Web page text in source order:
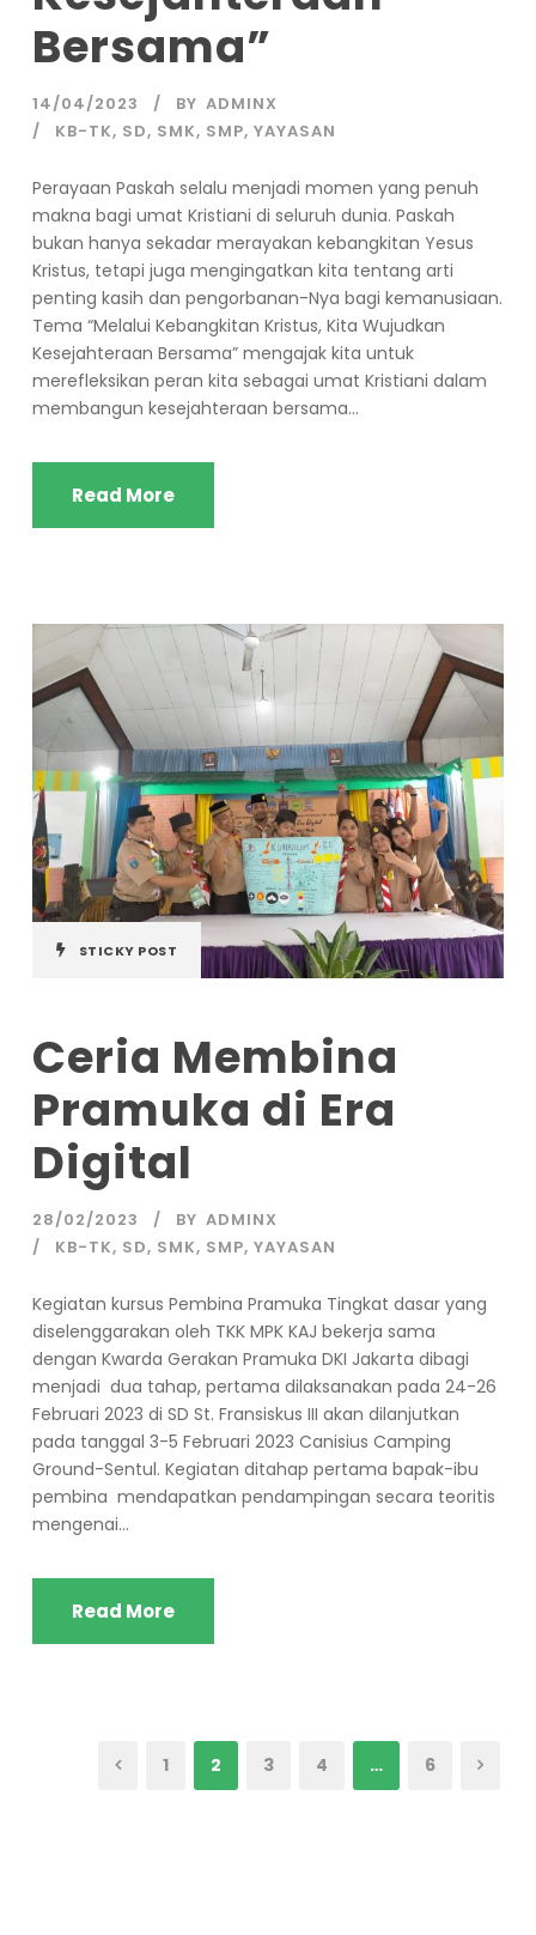
Bersama”
14/04/2023 BY ADMINX
KB-TK, SD, SMK, SMP, YAYASAN
Perayaan Paskah selalu menjadi momen yang penuh
makna bagi umat Kristiani di seluruh dunia. Paskah
bukan hanya sekadar merayakan kebangkitan Yesus
Kristus, tetapi juga mengingatkan kita tentang arti
penting kasih dan pengorbanan-Nya bagi kemanusiaan.
Tema “Melalui Kebangkitan Kristus, Kita Wujudkan
Kesejahteraan Bersama” mengajak kita untuk
merefleksikan peran kita sebagai umat Kristiani dalam
membangun kesejahteraan bersama...
Read More
STICKY POST
Ceria Membina
Pramuka di Era
Digital
28/02/2023 BY ADMINX
KB-TK, SD, SMK, SMP, YAYASAN
Kegiatan kursus Pembina Pramuka Tingkat dasar yang
diselenggarakan oleh TKK MPK KAJ bekerja sama
dengan Kwarda Gerakan Pramuka DKI Jakarta dibagi
menjadi dua tahap, pertama dilaksanakan pada 24-26
Februari 2023 di SD St. Fransiskus III akan dilanjutkan
pada tanggal 3-5 Februari 2023 Canisius Camping
Ground-Sentul. Kegiatan ditahap pertama bapak-ibu
pembina mendapatkan pendampingan secara teoritis
mengenai...
Read More
1 2 3 4 … 6